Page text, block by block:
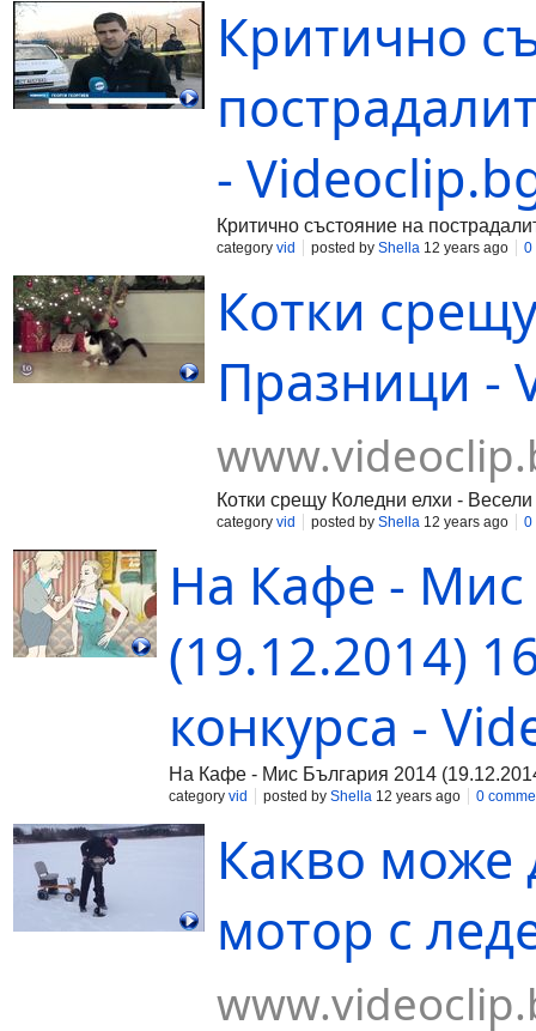
Критично
-
Критично състояние на
category vid posted by Shella 12 years ago 0
Котки
Празници -
Котки срещу Коледни елхи -
category vid posted by Shella 12 years ago 0
На Кафе -
(19.12.2014)
конкурса -
На Кафе - Мис България 2014
category vid posted by Shella 12 years ago 0
Какво може
мотор с